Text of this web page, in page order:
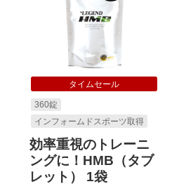
タイムセール
360錠
インフォームドスポーツ取得
効率重視のトレーニ
ングに！HMB（タブ
レット） 1袋